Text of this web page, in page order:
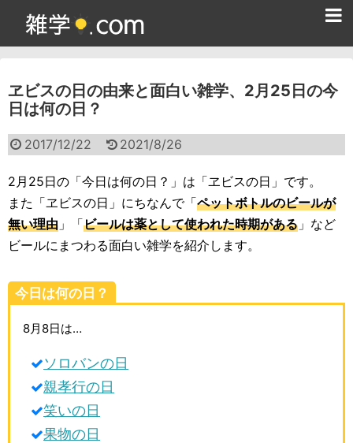
ヱビスの日の由来と面白い雑学、2月25日の今
日は何の日？
2017/12/22 2021/8/26
2月25日の「今日は何の日？」は「ヱビスの日」です。
また「ヱビスの日」にちなんで「ペットボトルのビールが
無い理由 」「ビールは薬として使われた時期がある 」など
ビールにまつわる面白い雑学を紹介します。
今日は何の日？
8月8日は…
ソロバンの日
親孝行の日
笑いの日
果物の日
雑学クイズ問題集
面白い雑学
ためになる雑学
スポーツ雑学
動物雑学
歴史雑学
生活雑学
サイト情報